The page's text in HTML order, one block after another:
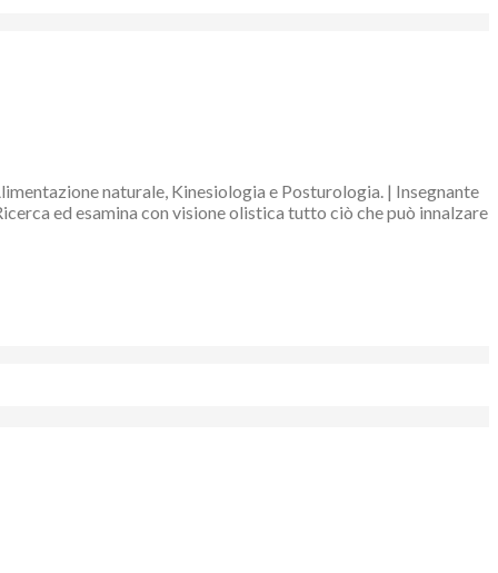
naturale, Kinesiologia e Posturologia. | Insegnante
ed esamina con visione olistica tutto ciò che può innalzare